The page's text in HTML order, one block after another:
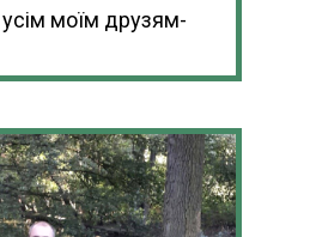
моїм друзям-